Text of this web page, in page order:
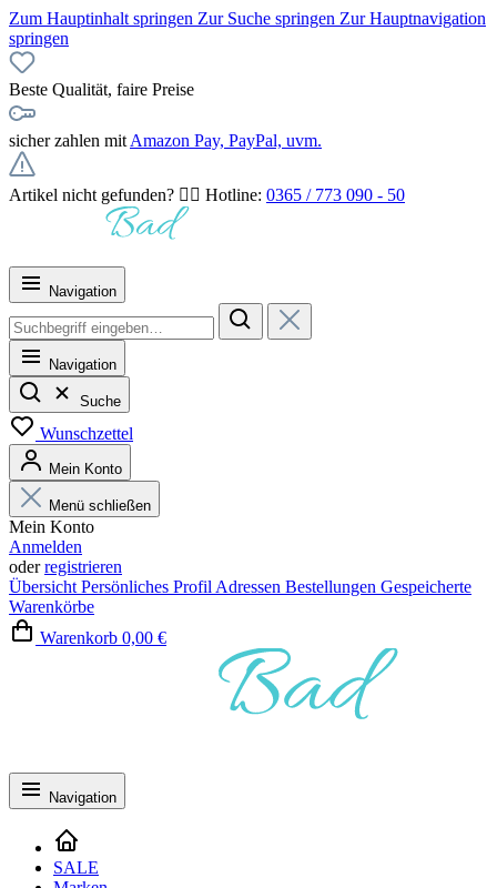
Zum Hauptinhalt springen Zur Suche springen Zur Hauptnavigation
springen
Beste Qualität, faire Preise
sicher zahlen mit Amazon Pay, PayPal, uvm.
Artikel nicht gefunden? 👉🏻 Hotline: 0365 / 773 090 - 50
Navigation
Navigation
Suche
Wunschzettel
Mein Konto
Menü schließen
Mein Konto
Anmelden
oderregistrieren
Übersicht Persönliches Profil Adressen Bestellungen Gespeicherte
Warenkörbe
Warenkorb 0,00 €
Navigation
SALE